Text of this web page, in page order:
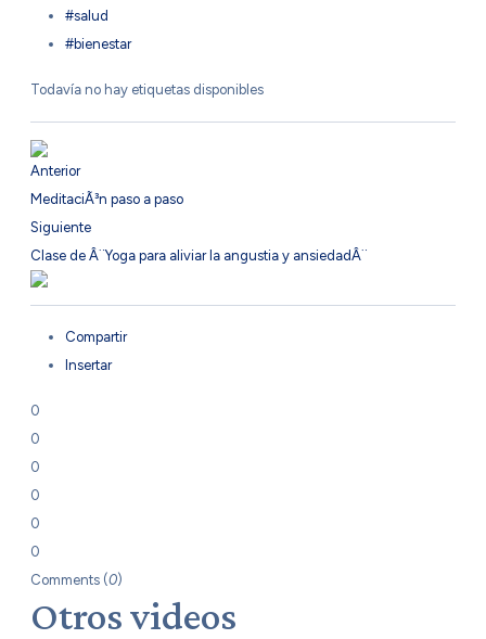
#salud
#bienestar
Todavía no hay etiquetas disponibles
Anterior
MeditaciÃ³n paso a paso
Siguiente
Clase de Â¨Yoga para aliviar la angustia y ansiedadÂ¨
Compartir
Insertar
0
0
0
0
0
0
Comments (0)
Otros videos